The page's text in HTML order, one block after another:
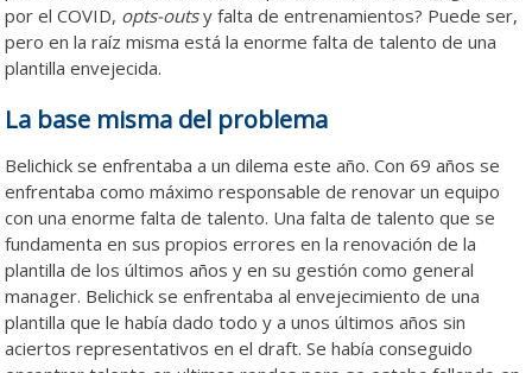
por el COVID, opts-outsy falta de entrenamientos? Puede ser,
pero en la raíz misma está la enorme falta de talento de una
plantilla envejecida.
La base misma del problema
Belichick se enfrentaba a un dilema este año. Con 69 años se
enfrentaba como máximo responsable de renovar un equipo
con una enorme falta de talento. Una falta de talento que se
fundamenta en sus propios errores en la renovación de la
plantilla de los últimos años y en su gestión como general
manager. Belichick se enfrentaba al envejecimiento de una
plantilla que le había dado todo y a unos últimos años sin
aciertos representativos en el draft. Se había conseguido